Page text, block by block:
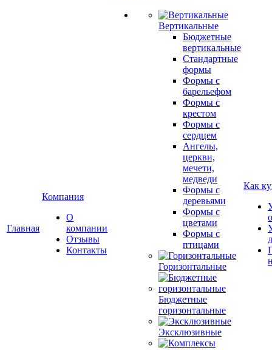
Главная
Компания
О
компании
Отзывы
Контакты
Вертикальные
Бюджетные
вертикальные
Стандартные
формы
Формы с
барельефом
Формы с
крестом
Формы с
сердцем
Ангелы,
церкви,
мечети,
медведи
Формы с
деревьями
Формы с
цветами
Формы с
птицами
Горизонтальные
Бюджетные
горизонтальные
Эксклюзивные
Как